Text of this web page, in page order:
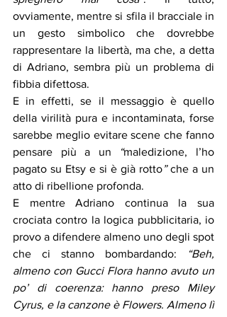
ovviamente, mentre si sfila il bracciale in
un gesto simbolico che dovrebbe
rappresentare la libertà, ma che, a detta
di Adriano, sembra più un problema di
fibbia difettosa.
E in effetti, se il messaggio è quello
della virilità pura e incontaminata, forse
sarebbe meglio evitare scene che fanno
pensare più a un
“maledizione, l’ho
pagato su Etsy e si è già rotto” che a un
atto di ribellione profonda.
E mentre Adriano continua la sua
crociata contro la logica pubblicitaria, io
provo a difendere almeno uno degli spot
che ci stanno bombardando:
“Beh,
almeno con Gucci Flora hanno avuto un
po’ di coerenza: hanno preso Miley
Cyrus, e la canzone è Flowers. Almeno lì